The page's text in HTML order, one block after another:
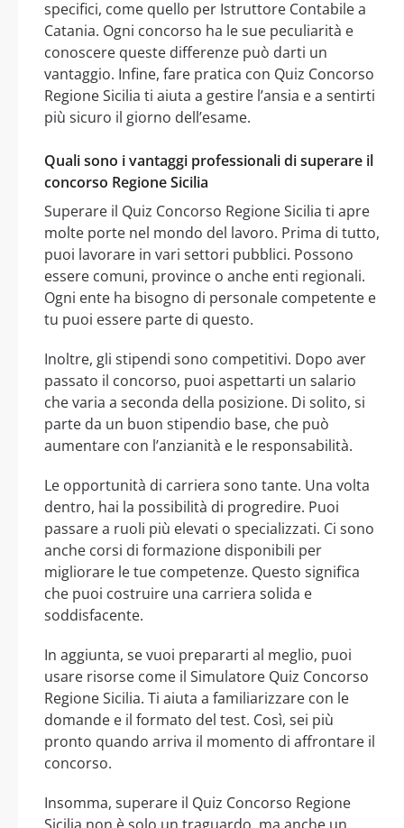
specifici, come quello per Istruttore Contabile a
Catania. Ogni concorso ha le sue peculiarità e
conoscere queste differenze può darti un
vantaggio. Infine, fare pratica con Quiz Concorso
Regione Sicilia ti aiuta a gestire l’ansia e a sentirti
più sicuro il giorno dell’esame.
Quali sono i vantaggi professionali di superare il
concorso Regione Sicilia
Superare il Quiz Concorso Regione Sicilia ti apre
molte porte nel mondo del lavoro. Prima di tutto,
puoi lavorare in vari settori pubblici. Possono
essere comuni, province o anche enti regionali.
Ogni ente ha bisogno di personale competente e
tu puoi essere parte di questo.
Inoltre, gli stipendi sono competitivi. Dopo aver
passato il concorso, puoi aspettarti un salario
che varia a seconda della posizione. Di solito, si
parte da un buon stipendio base, che può
aumentare con l’anzianità e le responsabilità.
Le opportunità di carriera sono tante. Una volta
dentro, hai la possibilità di progredire. Puoi
passare a ruoli più elevati o specializzati. Ci sono
anche corsi di formazione disponibili per
migliorare le tue competenze. Questo significa
che puoi costruire una carriera solida e
soddisfacente.
In aggiunta, se vuoi prepararti al meglio, puoi
usare risorse come il Simulatore Quiz Concorso
Regione Sicilia. Ti aiuta a familiarizzare con le
domande e il formato del test. Così, sei più
pronto quando arriva il momento di affrontare il
concorso.
Insomma, superare il Quiz Concorso Regione